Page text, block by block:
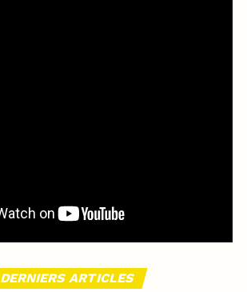
DERNIERS ARTICLES